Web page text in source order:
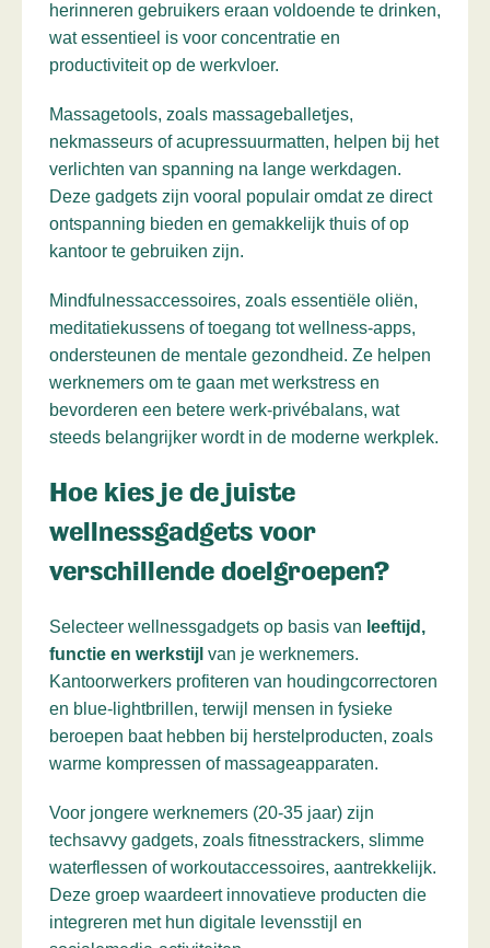
herinneren gebruikers eraan voldoende te drinken,
wat essentieel is voor concentratie en
productiviteit op de werkvloer.
Massagetools, zoals massageballetjes,
nekmasseurs of acupressuurmatten, helpen bij het
verlichten van spanning na lange werkdagen.
Deze gadgets zijn vooral populair omdat ze direct
ontspanning bieden en gemakkelijk thuis of op
kantoor te gebruiken zijn.
Mindfulnessaccessoires, zoals essentiële oliën,
meditatiekussens of toegang tot wellness-apps,
ondersteunen de mentale gezondheid. Ze helpen
werknemers om te gaan met werkstress en
bevorderen een betere werk-privébalans, wat
steeds belangrijker wordt in de moderne werkplek.
Hoe kies je de juiste
wellnessgadgets voor
verschillende doelgroepen?
Selecteer wellnessgadgets op basis van leeftijd,
functie en werkstijl van je werknemers.
Kantoorwerkers profiteren van houdingcorrectoren
en blue-lightbrillen, terwijl mensen in fysieke
beroepen baat hebben bij herstelproducten, zoals
warme kompressen of massageapparaten.
Voor jongere werknemers (20-35 jaar) zijn
techsavvy gadgets, zoals fitnesstrackers, slimme
waterflessen of workoutaccessoires, aantrekkelijk.
Deze groep waardeert innovatieve producten die
integreren met hun digitale levensstijl en